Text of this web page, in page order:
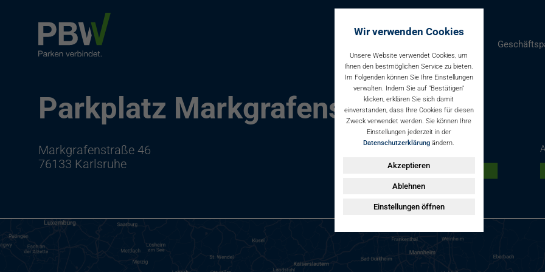
Parkplatz Markgrafenstraße
Markgrafenstraße 46
76133 Karlsruhe
Angebote für Dauerparker
Dauerparkstellplatz buchen
Wir verwenden Cookies
Unsere Website verwendet Cookies, um
Ihnen den bestmöglichen Service zu bieten.
Im Folgenden können Sie Ihre Einstellungen
verwalten. Indem Sie auf "Bestätigen"
klicken, erklären Sie sich damit
einverstanden, dass Ihre Cookies für diesen
Zweck verwendet werden. Sie können Ihre
Einstellungen jederzeit in der
Datenschutzerklärung ändern.
Akzeptieren
Ablehnen
Einstellungen öffnen